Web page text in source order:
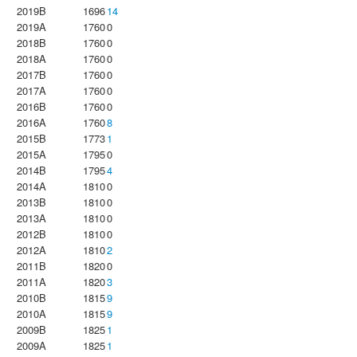
2019B
169614
2019A
17600
2018B
17600
2018A
17600
2017B
17600
2017A
17600
2016B
17600
2016A
17608
2015B
17731
2015A
17950
2014B
17954
2014A
18100
2013B
18100
2013A
18100
2012B
18100
2012A
18102
2011B
18200
2011A
18203
2010B
18159
2010A
18159
2009B
18251
2009A
18251